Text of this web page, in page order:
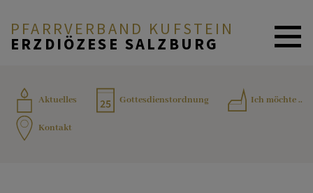
PFARRVERBAND KUFSTEIN
ERZDIÖZESE SALZBURG
AKTUELLES
Aktuelles Gottesdienstordnung Ich möchte ..
Kontakt